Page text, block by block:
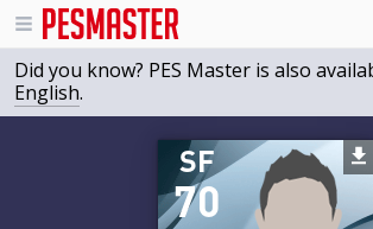
Did you know? PES Master is also
English.
70
SF